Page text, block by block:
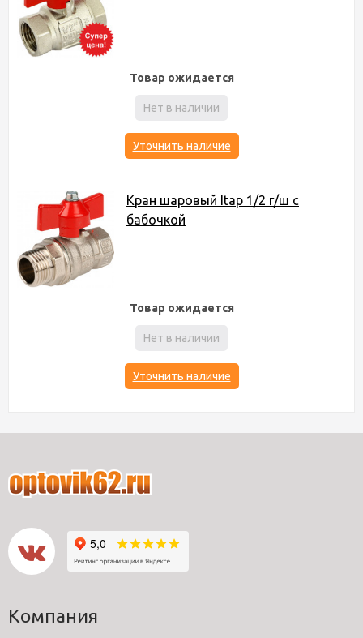
Товар ожидается
Нет в наличии
Уточнить наличие
Кран шаровый Itap 1/2 г/ш с
бабочкой
Товар ожидается
Нет в наличии
Уточнить наличие
Компания